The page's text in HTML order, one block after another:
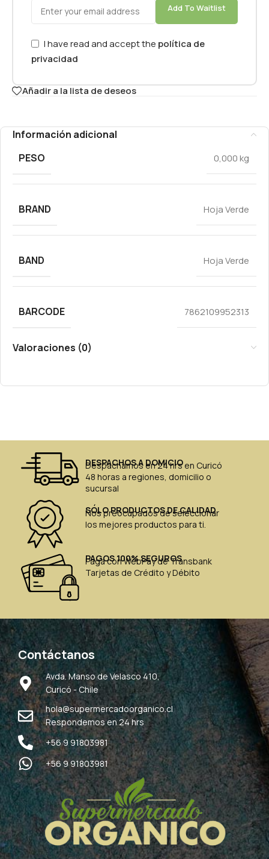
Add To Waitlist
I have read and accept the política de
privacidad
Añadir a la lista de deseos
Información adicional
PESO
0,000 kg
BRAND Hoja Verde
BAND Hoja Verde
BARCODE 7862109952313
Valoraciones (0)
DESPACHOS A DOMICIO
Despachamos en 24 hrs en Curicó
48 horas a regiones, domicilio o
sucursal
SÓLO PRODUCTOS DE CALIDAD
Nos preocupados de seleccionar
los mejores productos para ti.
PAGOS 100% SEGUROS
Paga con WebPay de Transbank
Tarjetas de Crédito y Débito
Contáctanos
Avda. Manso de Velasco 410,
Curicó - Chile
hola@supermercadoorganico.cl
Respondemos en 24 hrs
+56 9 91803981
+56 9 91803981